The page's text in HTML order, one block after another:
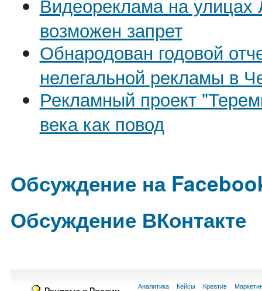
возможен запрет
Обнародован годовой
нелегальной рекламы в
Рекламный проект
века как повод
Обсуждение на
Обсуждение ВКонтакте
Аналитика Кейсы Креатив